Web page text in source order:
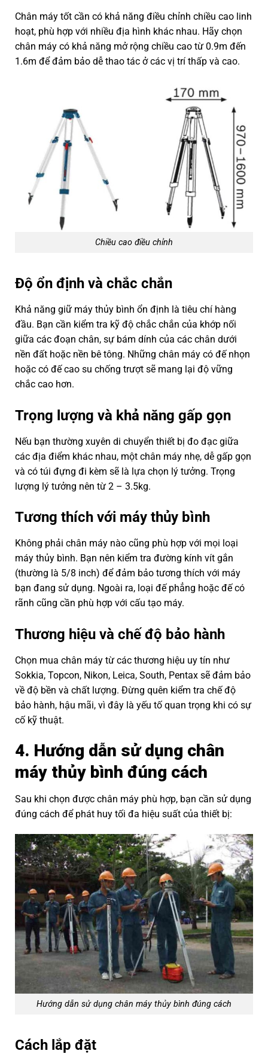
Chân máy tốt cần có khả năng điều chỉnh chiều cao linh
hoạt, phù hợp với nhiều địa hình khác nhau. Hãy chọn
chân máy có khả năng mở rộng chiều cao từ 0.9m đến
1.6m để đảm bảo dễ thao tác ở các vị trí thấp và cao.
Chiều cao điều chỉnh
Độ ổn định và chắc chắn
Khả năng giữ máy thủy bình ổn định là tiêu chí hàng
đầu. Bạn cần kiểm tra kỹ độ chắc chắn của khớp nối
giữa các đoạn chân, sự bám dính của các chân dưới
nền đất hoặc nền bê tông. Những chân máy có đế nhọn
hoặc có đế cao su chống trượt sẽ mang lại độ vững
chắc cao hơn.
Trọng lượng và khả năng gấp gọn
Nếu bạn thường xuyên di chuyển thiết bị đo đạc giữa
các địa điểm khác nhau, một chân máy nhẹ, dễ gấp gọn
và có túi đựng đi kèm sẽ là lựa chọn lý tưởng. Trọng
lượng lý tưởng nên từ 2 – 3.5kg.
Tương thích với máy thủy bình
Không phải chân máy nào cũng phù hợp với mọi loại
máy thủy bình. Bạn nên kiểm tra đường kính vít gắn
(thường là 5/8 inch) để đảm bảo tương thích với máy
bạn đang sử dụng. Ngoài ra, loại đế phẳng hoặc đế có
rãnh cũng cần phù hợp với cấu tạo máy.
Thương hiệu và chế độ bảo hành
Chọn mua chân máy từ các thương hiệu uy tín như
Sokkia, Topcon, Nikon, Leica, South, Pentax sẽ đảm bảo
về độ bền và chất lượng. Đừng quên kiểm tra chế độ
bảo hành, hậu mãi, vì đây là yếu tố quan trọng khi có sự
cố kỹ thuật.
4. Hướng dẫn sử dụng chân
máy thủy bình đúng cách
Sau khi chọn được chân máy phù hợp, bạn cần sử dụng
đúng cách để phát huy tối đa hiệu suất của thiết bị:
Hướng dẫn sử dụng chân máy thủy bình đúng cách
Cách lắp đặt